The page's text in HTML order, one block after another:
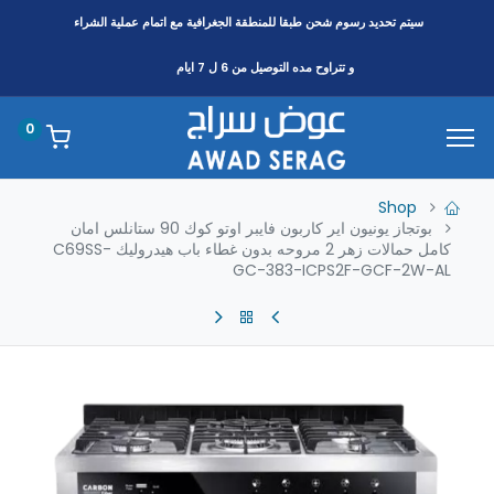
سيتم تحديد رسوم شحن طبقا للمنطقةالجغرافية مع اتمام عملية الشراء
و تتراوح مده التوصيل من 6 ل 7 ايام
0
Shop
بوتجاز يونيون اير كاربون فايبر اوتو كوك 90 ستانلس امان
كامل حمالات زهر 2 مروحه بدون غطاء باب هيدروليك C69SS-
GC-383-ICPS2F-GCF-2W-AL